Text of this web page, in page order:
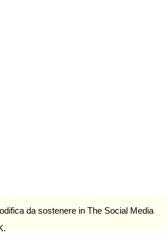
da sostenere in The Social Media